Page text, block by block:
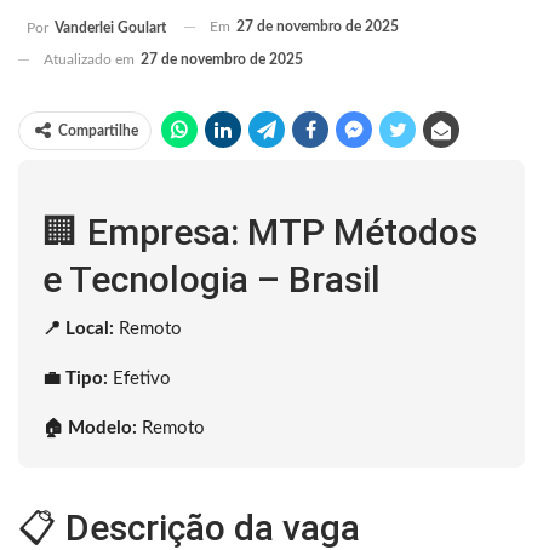
Por Vanderlei Goulart Em 27 de novembro de 2025
Atualizado em 27 de novembro de 2025
Compartilhe
🏢 Empresa: MTP Métodos
e Tecnologia – Brasil
📍 Local: Remoto
💼 Tipo: Efetivo
🏠 Modelo: Remoto
📋 Descrição da vaga